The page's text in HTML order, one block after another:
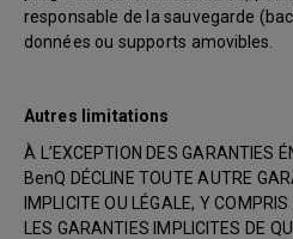
responsable de la sauvegarde
données ou supports amovibles.
Autres limitations
À L’EXCEPTION DES GARANTIES
BenQ DÉCLINE TOUTE AUTRE
IMPLICITE OU LÉGALE, Y
LES GARANTIES IMPLICITES DE